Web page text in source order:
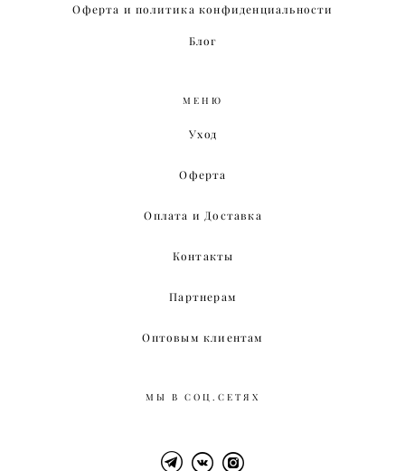
Оферта и политика конфиденциальности
Блог
МЕНЮ
Уход
Оферта
Оплата и Доставка
Контакты
Партнерам
Оптовым клиентам
МЫ В СОЦ.СЕТЯХ